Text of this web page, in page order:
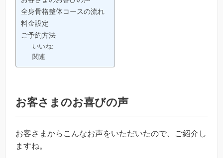
全身骨格整体コースの流れ
料金設定
ご予約方法
いいね:
関連
お客さまのお喜びの声
お客さまからこんなお声をいただいたので、ご紹介し
ますね。